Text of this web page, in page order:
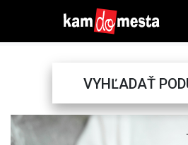
VYHĽADAŤ